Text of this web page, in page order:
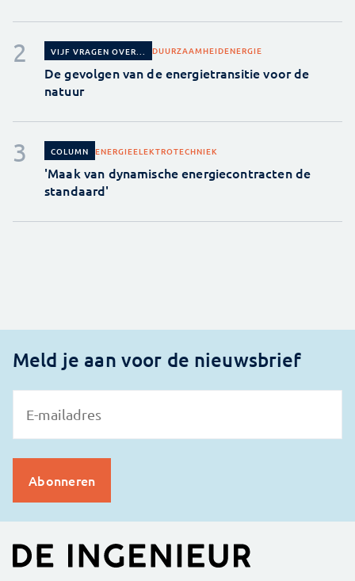
VIJF VRAGEN OVER... DUURZAAMHEIDENERGIE
De gevolgen van de energietransitie voor de
natuur
COLUMN ENERGIEELEKTROTECHNIEK
'Maak van dynamische energiecontracten de
standaard'
Meld je aan voor de nieuwsbrief